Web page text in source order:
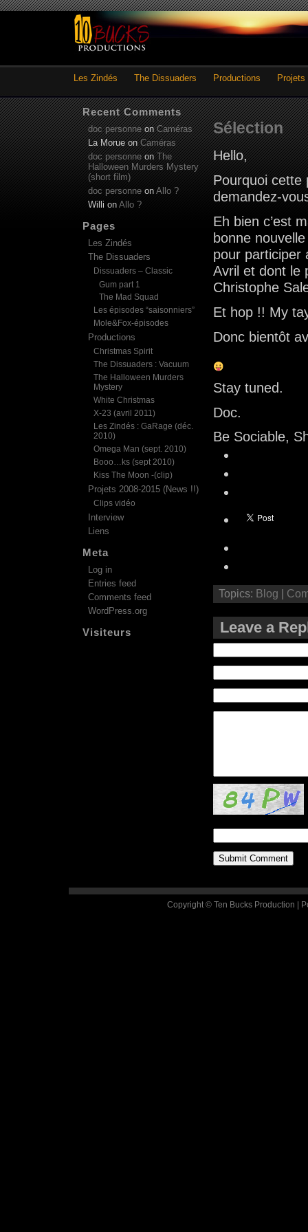
Les Zindés The Dissuaders Productions Projets
Sélection
Hello,
Pourquoi cette
demandez-
Eh bien c’est
bonne
pour participer
Avril et dont le
Christophe
Et hop !! My
Donc bientôt
Stay tuned.
Doc.
Be Sociable,
Topics: Blog
Leave a
Recent Comments
doc personneonCaméras
La MorueonCaméras
doc personneonThe
Halloween Murders Mystery
(short film)
doc personne on Allo ?
Willi on Allo ?
Pages
Les Zindés
The Dissuaders
Dissuaders – Classic
Gum part 1
The Mad Squad
Les épisodes “saisonniers”
Mole&Fox-épisodes
Productions
Christmas Spirit
The Dissuaders : Vacuum
The Halloween Murders
Mystery
White Christmas
X-23 (avril 2011)
Les Zindés : GaRage (déc.
2010)
Omega Man (sept. 2010)
Booo…ks (sept 2010)
Kiss The Moon -(clip)
Projets 2008-2015 (News !!)
Clips vidéo
Interview
Liens
Meta
Log in
Entries feed
Comments feed
WordPress.org
Visiteurs
Copyright © Ten Bucks Production |